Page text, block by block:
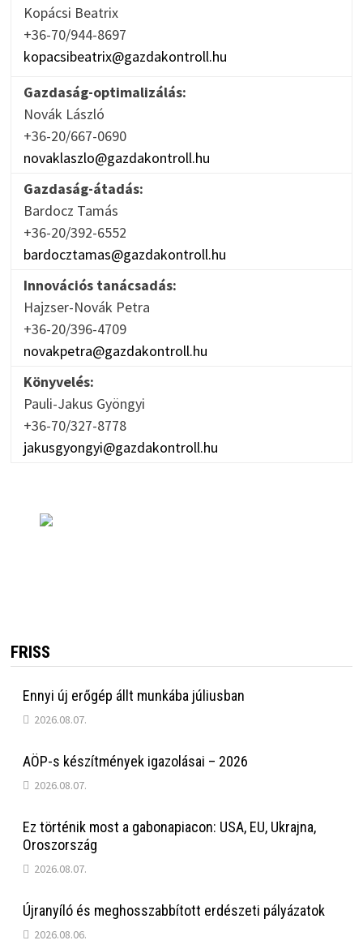
Kopácsi Beatrix
+36-70/944-8697
kopacsibeatrix@gazdakontroll.hu
Gazdaság-optimalizálás:
Novák László
+36-20/667-0690
novaklaszlo@gazdakontroll.hu
Gazdaság-átadás:
Bardocz Tamás
+36-20/392-6552
bardocztamas@gazdakontroll.hu
Innovációs tanácsadás:
Hajzser-Novák Petra
+36-20/396-4709
novakpetra@gazdakontroll.hu
Könyvelés:
Pauli-Jakus Gyöngyi
+36-70/327-8778
jakusgyongyi@gazdakontroll.hu
FRISS
Ennyi új erőgép állt munkába júliusban
2026.08.07.
AÖP-s készítmények igazolásai – 2026
2026.08.07.
Ez történik most a gabonapiacon: USA, EU, Ukrajna,
Oroszország
2026.08.07.
Újranyíló és meghosszabbított erdészeti pályázatok
2026.08.06.